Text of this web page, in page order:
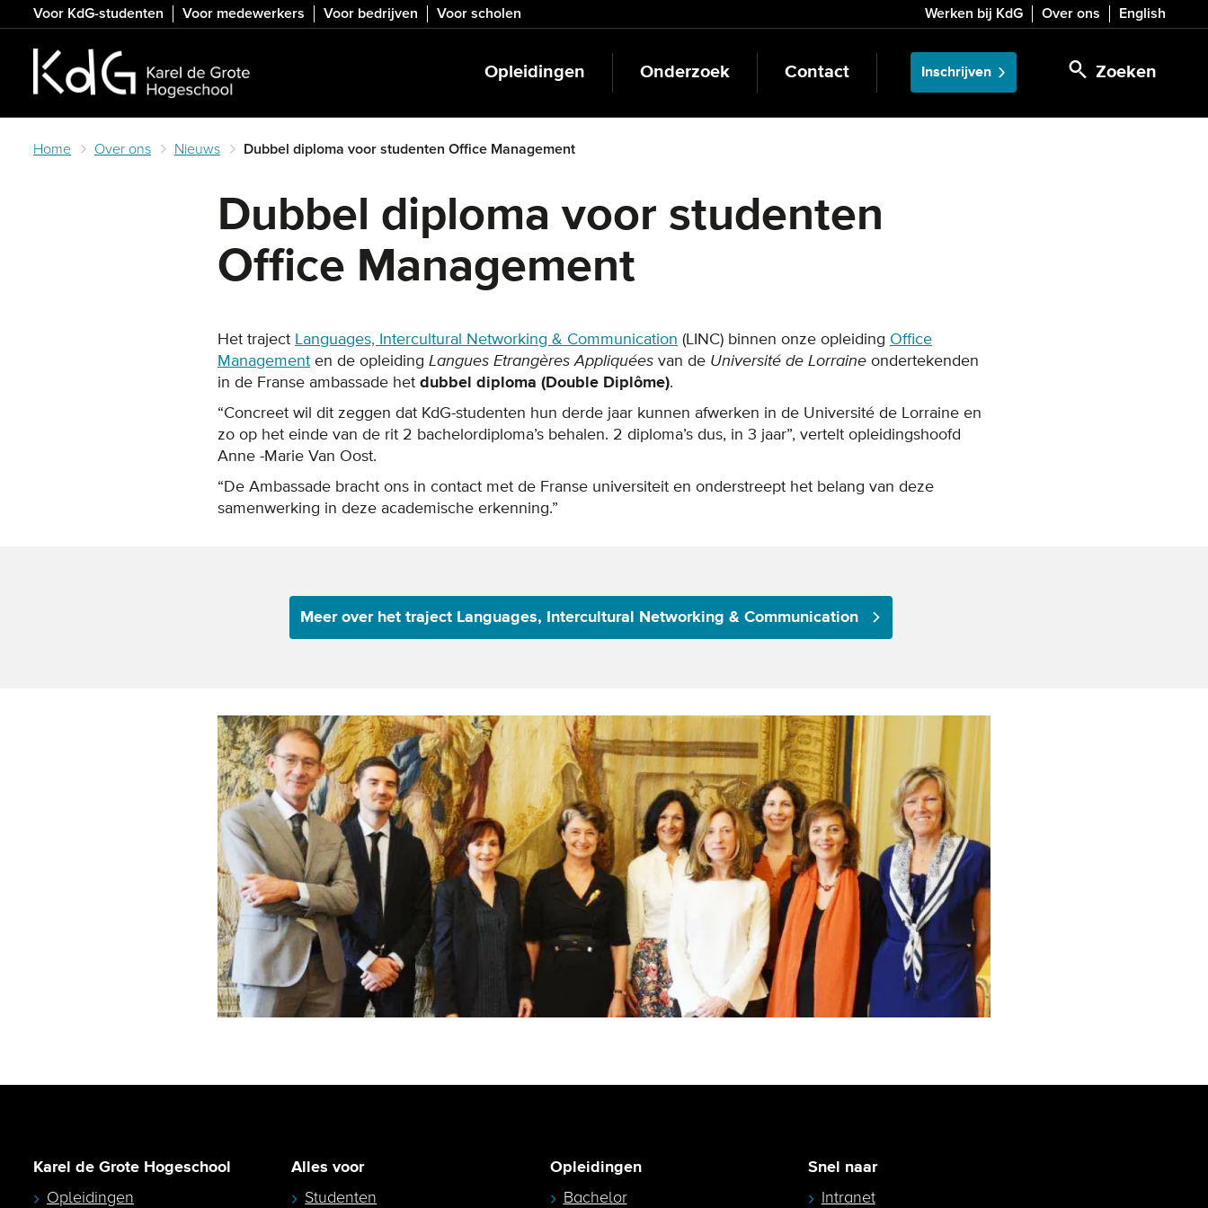
to
main
content
Voor KdG-studenten Voor medewerkers Voor bedrijven Voor scholen Werken bij KdG Over ons English
Zoeken
Opleidingen Onderzoek Contact Inschrijven
Home Over ons Nieuws Dubbel diploma voor studenten Office Management
Dubbel diploma voor studenten
Office Management
Het traject Languages, Intercultural Networking & Communication (LINC) binnen onze opleiding Office
Management en de opleiding Langues Etrangères Appliquées van de Université de Lorraine ondertekenden
in de Franse ambassade het dubbel diploma (Double Diplôme).
“Concreet wil dit zeggen dat KdG-studenten hun derde jaar kunnen afwerken in de Université de Lorraine en
zo op het einde van de rit 2 bachelordiploma’s behalen. 2 diploma’s dus, in 3 jaar”, vertelt opleidingshoofd
Anne -Marie Van Oost.
“De Ambassade bracht ons in contact met de Franse universiteit en onderstreept het belang van deze
samenwerking in deze academische erkenning.”
Meer over het traject Languages, Intercultural Networking & Communication
Karel de Grote Hogeschool
Opleidingen
Alles voor
Studenten
Opleidingen
Bachelor
Snel naar
Intranet